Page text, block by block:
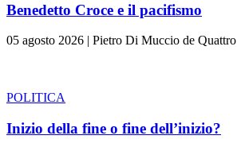
Benedetto Croce e il pacifismo
05 agosto 2026 | Pietro Di Muccio de Quattro
POLITICA
Inizio della fine o fine dell’inizio?